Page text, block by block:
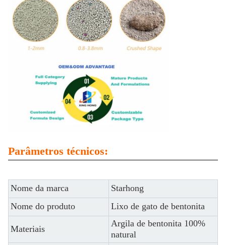
Parâmetros técnicos:
Nome da marca
Starhong
Nome do produto
Lixo de gato de bentonita
Materiais
Argila de bentonita 100%
natural